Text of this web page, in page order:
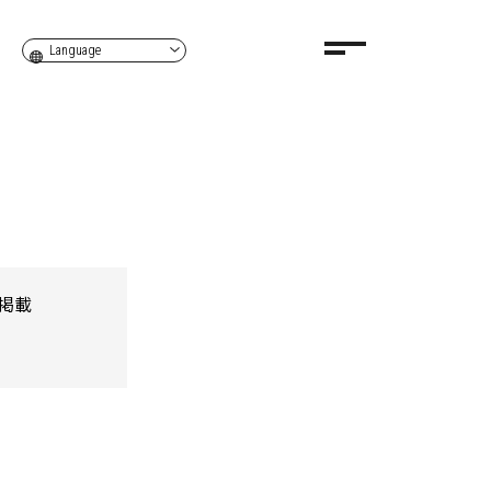
Language
載